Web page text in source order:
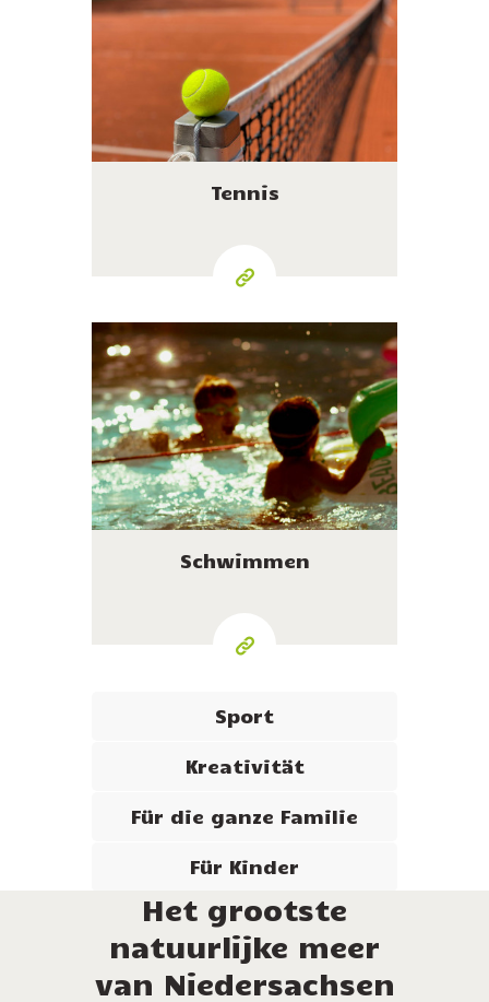
Tennis
Schwimmen
Sport
Kreativität
Für die ganze Familie
Für Kinder
Het grootste
natuurlijke meer
van Niedersachsen